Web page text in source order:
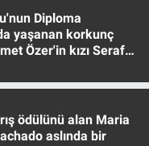
Diploma
yaşanan korkunç
Özer'in kızı Seraf
ödülünü alan Maria
aslında bir